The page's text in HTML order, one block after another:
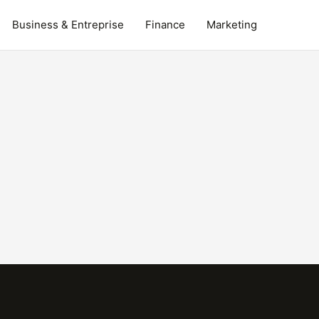
Business & Entreprise Finance Marketing